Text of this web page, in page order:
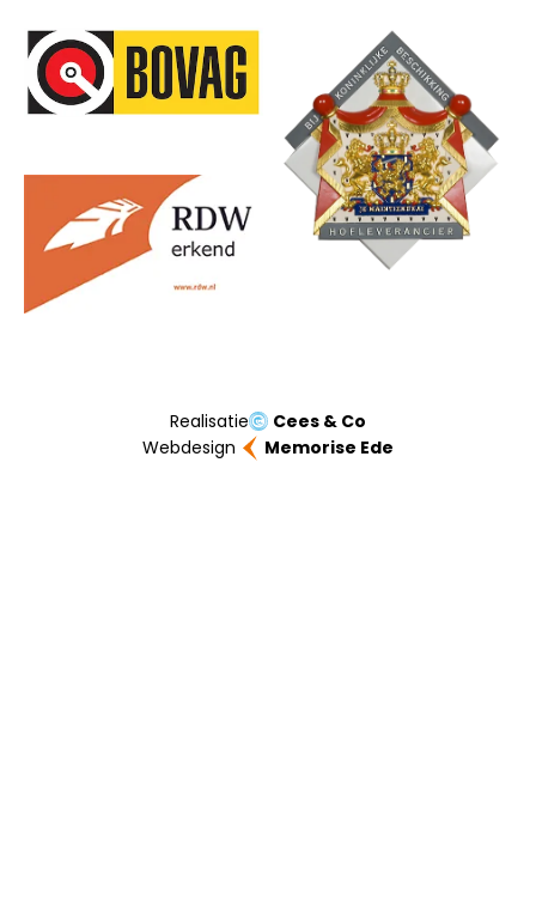
Onze partners
Realisatie
Cees & Co
Webdesign
Memorise Ede